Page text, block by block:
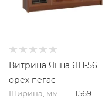
Витрина Янна ЯН-56
орех пегас
Ширина, мм — 1569